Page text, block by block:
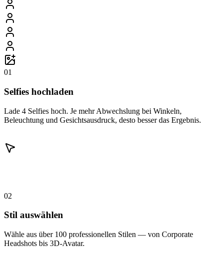
01
Selfies hochladen
Lade 4 Selfies hoch. Je mehr Abwechslung bei Winkeln,
Beleuchtung und Gesichtsausdruck, desto besser das Ergebnis.
02
Stil auswählen
Wähle aus über 100 professionellen Stilen — von Corporate
Headshots bis 3D-Avatar.